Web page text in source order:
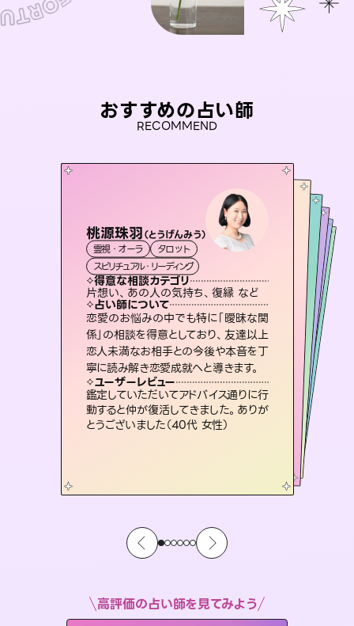
おすすめの占い師
RECOMMEND
桃源珠羽（とうげんみう）
霊視・オーラ
タロット
スピリチュアル・リーディング
得意な相談カテゴリ
片想い、あの人の気持ち、復縁 など
占い師について
恋愛のお悩みの中でも特に「曖昧な関
係」の相談を得意としており、友達以上
恋人未満なお相手との今後や本音を丁
寧に読み解き恋愛成就へと導きます。
ユーザーレビュー
鑑定していただいてアドバイス通りに行
動すると仲が復活してきました。ありが
とうございました（40代 女性）
おう 霊感オラクル
霊視・オーラ
オラクルカード
得意な相談カテゴリ
恋愛総合、あの人の気持ち など
占い師について
霊視×オラクルカードを使って「今」と
「未来」そして「気になるあの人の気持
ち」まで丁寧に読み解き、恋や人生のヒ
ントを優しく引き出します。
ユーザーレビュー
不安な気持ちが嘘みたいに晴れまし
た…！よく視えていらっしゃるんだなと
感じました（40代 女性）
彗望（すいぼう
霊視・オーラ
スピリチュアル・リーディング
得意な相談カテゴリ
片想い、あの人の気持ち、復縁 など
占い師について
3,700年以上の歴史を持つ東洋最古の
占術「易占」で詳細まで占い、幸せへ向
かう道筋を示します。厳しい結果にも具
体的な対策をお伝えします。
ユーザーレビュー
複雑な背景もしっかり聞いて鑑定して
いただけました。気持ちが楽になりまし
た（50代 女性）
アイリス -iris-
西洋占星術
ルーン
得意な相談カテゴリ
恋愛総合、片想い、二人の未来 など
占い師について
復縁、恋愛、不倫の行方、同性愛や片思い、仕事関係や借金問題まで知りたいことや心の負担になっていることを紐解き、背中をそっと押して導きます。
ユーザーレビュー
安心感のあり、言い切ってくれる所や濁
さない鑑定のおかげで、毎回自分の気
持ちを整えられます（30代 男性）
未来視師＊花
霊視・オーラ
スピリチュアル・リーディング
得意な相談カテゴリ
出逢い、片想い、復縁 など
占い師について
未来には何パターンもの選択肢があり
ます。不安で視えにくくなっているあな
たの素敵な未来を見つけ、その未来を
選択できるようアドバイスします。
ユーザーレビュー
職場の人の性質や人間関係、本心など
本当によく視えていてびっくり。対策が
打てて前向きになれます（40代）
セラピスト理恵
霊視・オーラ タロット
スピリチュアル・リーディング
得意な相談カテゴリ
片想い、二人の未来、年の差 など
占い師について
連絡再開、復縁、成就などの報告実績
多数。セラピストとして2万超の施術経
験があるからこそできる鑑定で、より良
い未来をサポートします。
ユーザーレビュー
とても心温まる鑑定でした。しかもこち
らは何も言っていないのに視えていらっ
しゃるんだなと驚きです（30代女性）
高評価の占い師を見てみよう